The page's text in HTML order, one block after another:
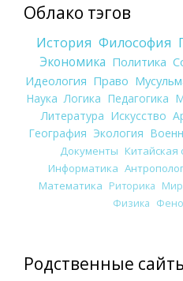
Облако тэгов
История Философия
Экономика Политика
Идеология Право
Наука Логика Педагогика
Литература Искусство
География Экология
Документы Китайская
Информатика
Математика Риторика
Физика
Родственные